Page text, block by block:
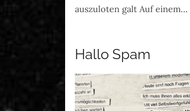
auszuloten galt Auf einem…
Hallo Spam